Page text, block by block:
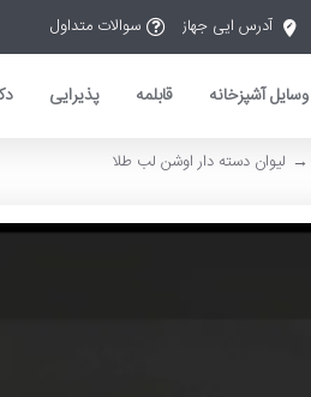
آدرس ایی جهاز سوالات متداول
وسایل آشپزخانه قابلمه پذیرایی
لیوان دسته دار اوشن لب طلا